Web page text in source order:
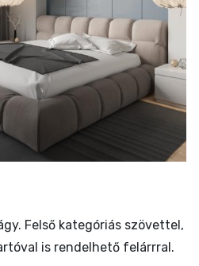
Felső kategóriás szövettel,
is rendelhető felárrral.